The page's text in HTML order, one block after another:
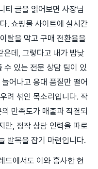
티 글을 읽어보면 사장님
. 쇼핑몰 사이트에 실시간
탈을 막고 구매 전환율을
은데, 그렇다고 내가 밤낮
수 있는 전문 상담 팀이 있
어나고 응대 품질만 떨어
려 섞인 목소리입니다. 작
만족도가 매출과 직결되
만, 정작 상담 인력을 따로
발목을 잡기 마련입니다.
드에서도 이와 흡사한 현